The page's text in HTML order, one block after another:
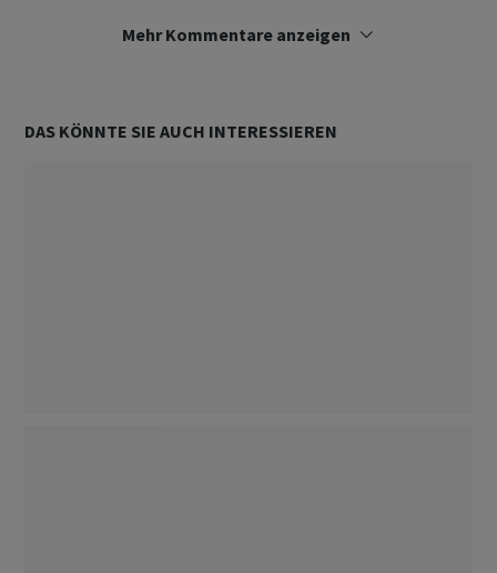
Mehr Kommentare anzeigen
DAS KÖNNTE SIE AUCH INTERESSIEREN